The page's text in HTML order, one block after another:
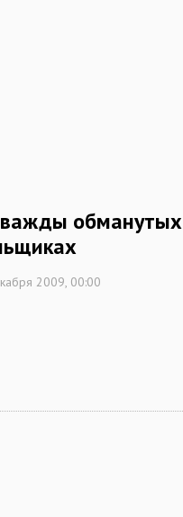
обманутых
2009, 00:00